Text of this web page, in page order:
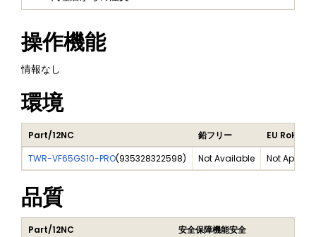
操作機能
情報なし
環境
Part/12NC 鉛フリー
EU RoHS
TWR-VF65GS10-PRO(935328322598) Not Available Not
品質
Part/12NC
安全保障機能安全